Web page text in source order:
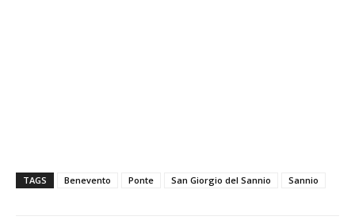
TAGS Benevento Ponte San Giorgio del Sannio Sannio